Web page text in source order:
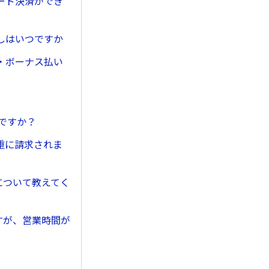
はいつですか
ボーナス払い
すか？
請求されま
いて教えてく
、営業時間が